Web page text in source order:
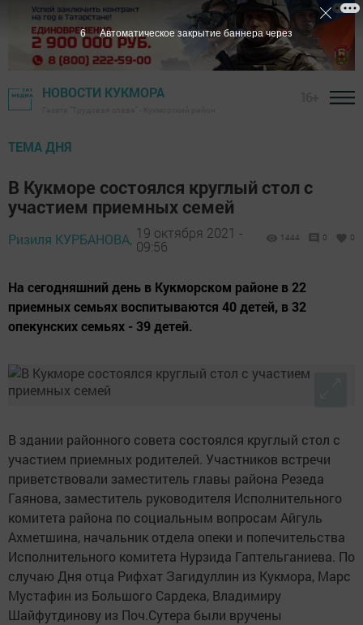
НОВОСТИ КУКМОРА
ТЕМА ДНЯ
В Кукморе состоялся круглый стол с
участием приемных семей
Ризиля КУРБАНОВА, 19 октября 2021 -
09:56
1444 0 0
На сегодняшний день в Кукморском районе в 22
приемных семьях воспитываются 40 детей, в 32
опекунских семьях - 39 детей.
В здании районного совета состоялся круглый стол с
участием приемных родителей. Участников встречи
приветствовали заместитель главы района Резеда
Гаянова, заместитель руководителя Исполнительного
комитета района по социальным вопросам Айгуль
Ахметшина, начальник отдела опеки и попечительства
Исполнительного комитета Нурзида Гаптельганиева. По
случаю Дня отца Рифхат Загидуллин из Кукмора, Марс
Мустафин из Большого Сардека, Владимиру
Шайфутдинову из Поч.Сутера были вручены
4 Автоматическое закрытие баннера через